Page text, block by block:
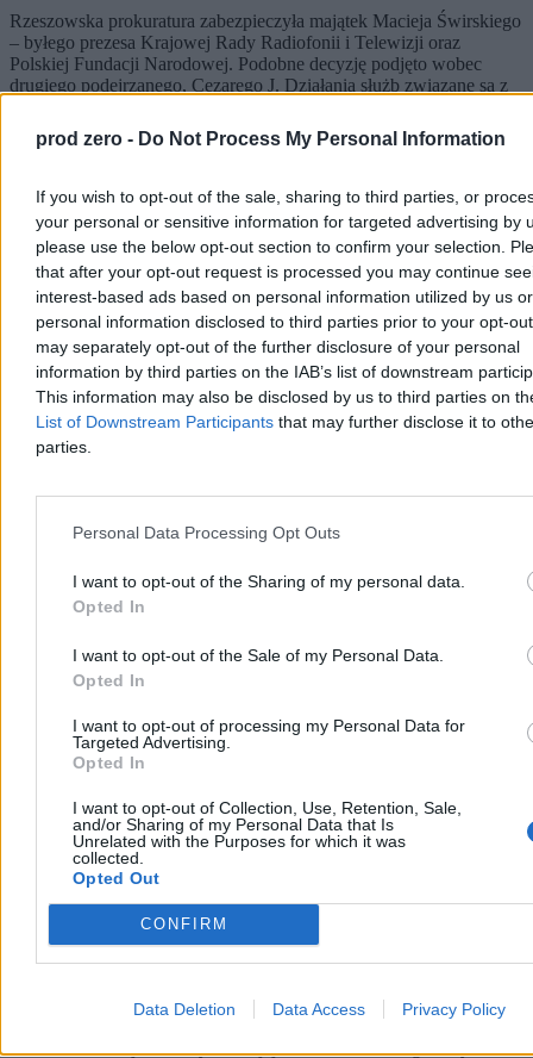
prod zero - Do Not Process My Personal Information
If you wish to opt-out of the sale, sharing to third parties, or
your personal or sensitive information for targeted advertising by
please use the below opt-out section to confirm your selection.
that after your opt-out request is processed you may continue
interest-based ads based on personal information utilized by us or
personal information disclosed to third parties prior to your opt-
may separately opt-out of the further disclosure of your personal
information by third parties on the IAB’s list of downstream
This information may also be disclosed by us to third parties on
List of Downstream Participants that may further disclose it to
parties.
Personal Data Processing Opt Outs
I want to opt-out of the Sharing of my personal data.
Opted In
I want to opt-out of the Sale of my Personal Data.
Opted In
I want to opt-out of processing my Personal Data for
Targeted Advertising.
Opted In
I want to opt-out of Collection, Use, Retention, Sale,
and/or Sharing of my Personal Data that Is
Unrelated with the Purposes for which it was
collected.
Opted Out
CONFIRM
Data Deletion Data Access Privacy Policy
Rzeszowska prokuratura zabezpieczyła majątek Macieja Świrskiego
– byłego prezesa Krajowej Rady Radiofonii i Telewizji oraz
Polskiej Fundacji Narodowej. Podobne decyzję podjęto wobec
drugiego podejrzanego, Cezarego J. Działania służb związane są z
Tomasz Pałasz
Dzisiaj 12:38
2 min
Reklama
Kraj
apelują do świadków